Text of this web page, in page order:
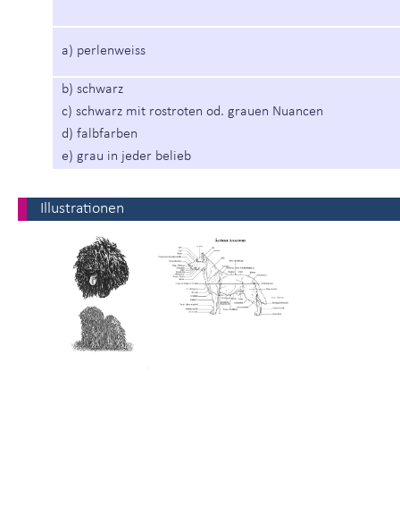
a) perlenweiss
b) schwarz
c) schwarz mit rostroten od. grauen Nuancen
d) falbfarben
e) grau in jeder belieb
Illustrationen